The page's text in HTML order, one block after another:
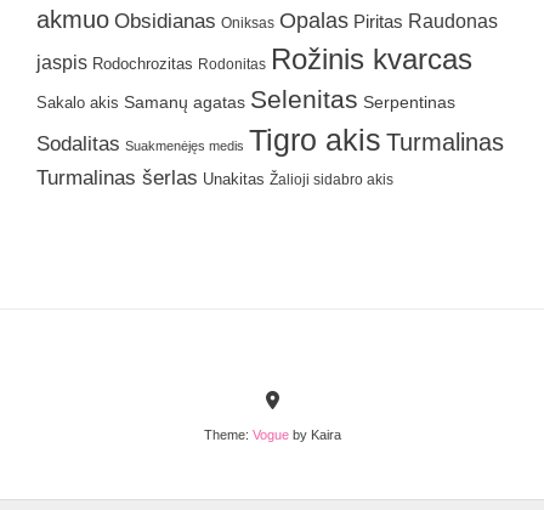
akmuo Obsidianas Oniksas Opalas Piritas Raudonas
jaspis Rodochrozitas Rodonitas Rožinis kvarcas
Sakalo akis Samanų agatas Selenitas Serpentinas
Sodalitas Suakmenėjęs medis Tigro akis Turmalinas
Turmalinas šerlas Unakitas Žalioji sidabro akis
Theme: Vogueby Kaira